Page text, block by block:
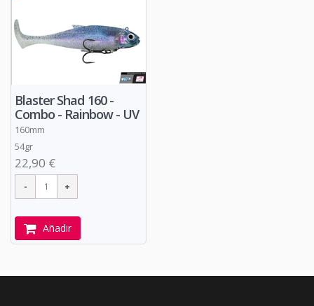
Blaster Shad 160 -
Combo - Rainbow - UV
160mm
54gr
22,90 €
Añadir